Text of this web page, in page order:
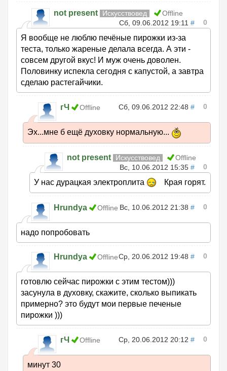
not present Искусствовед
Offline
Сб, 09.06.2012 19:11 # 0
Я вообще не люблю печёные пирожки из-за
теста, только жареные делала всегда. А эти -
совсем другой вкус! И муж очень доволен.
Половинку испекла сегодня с капустой, а завтра
сделаю растегайчики.
гЧ Offline Сб, 09.06.2012 22:48 # 0
Эх...мне б ещё духовку нормальную...
not present Искусствовед
Offline
Вс, 10.06.2012 15:35 # 0
У нас дурацкая электроплита Края горят.
Hrundya Offline Вс, 10.06.2012 21:38 # 0
надо попробовать
Hrundya OfflineСр, 20.06.2012 19:48 # 0
готовлю сейчас пирожки с этим тестом)))
засунула в духовку, скажите, сколько выпикать
примерно? это будут мои первые печеные
пирожки )))
гЧ Offline Ср, 20.06.2012 20:12 # 0
минут 30